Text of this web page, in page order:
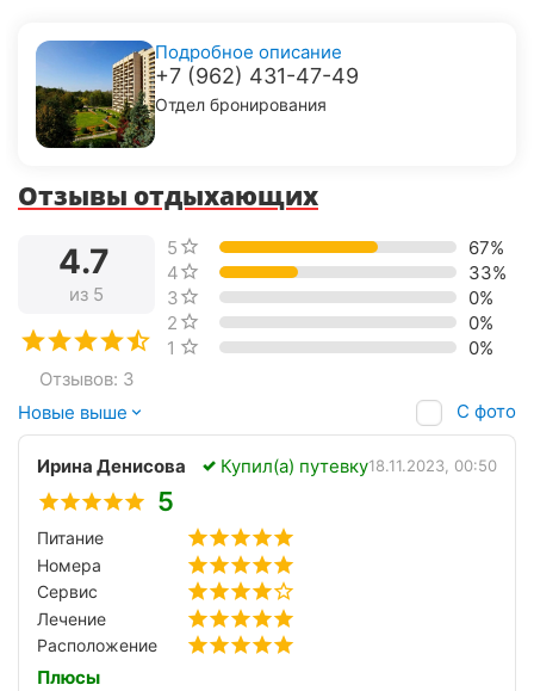
Подробное описание
+7 (962) 431-47-49
Отдел бронирования
Отзывы отдыхающих
4.7
из 5
Отзывов: 3
5 звёзд
67%
4 звезды
33%
3 звезды
0%
2 звезды
0%
1 звезда
0%
Новые выше С фото
Ирина Денисова Купил(а) путевку18.11.2023, 00:50
5
Питание
Номера
Сервис
Лечение
Расположение
Плюсы